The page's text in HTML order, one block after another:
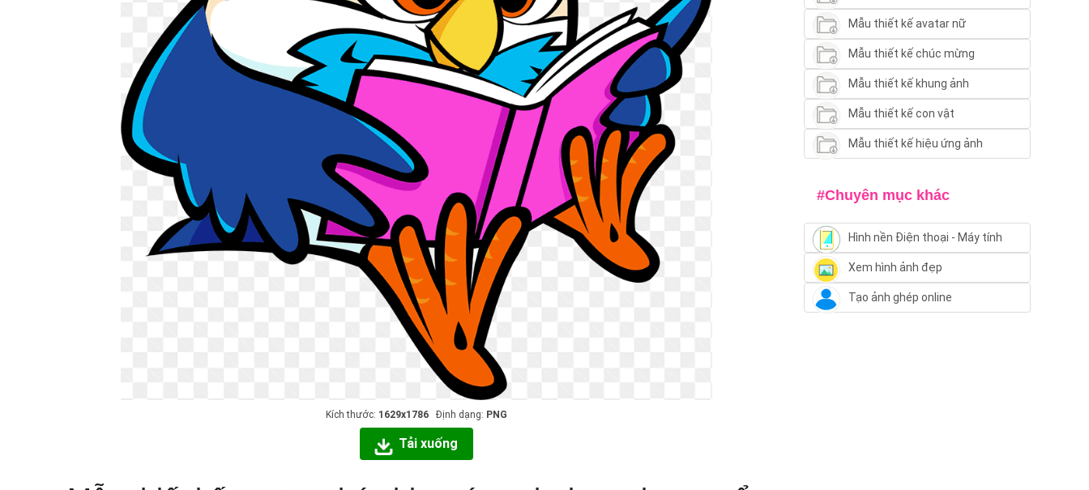
Kích thước: 1629x1786 Định dạng: PNG
Tải xuống
Mẫu thiết kế avatar nữ
Mẫu thiết kế chúc mừng
Mẫu thiết kế khung ảnh
Mẫu thiết kế con vật
Mẫu thiết kế hiệu ứng ảnh
#Chuyên mục khác
Hình nền Điện thoại - Máy tính
Xem hình ảnh đẹp
Tạo ảnh ghép online